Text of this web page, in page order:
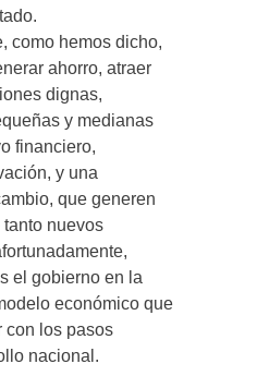
como hemos dicho,
ahorro, atraer
dignas,
y medianas
financiero,
y una
que generen
nuevos
el gobierno en la
económico que
con los pasos
nacional.